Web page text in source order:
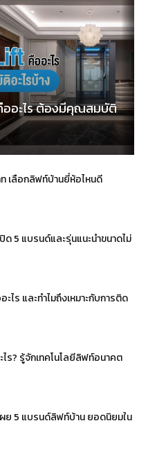
อะไร ต้องมีคุณสมบัติ
เลือกลิฟท์บ้านยี่ห้อไหนดี
5 แบรนด์และรุ่นแนะนำขนาดไม่
ร และทำไมถึงเหมาะกับการติด
ร? รู้จักเทคโนโลยีลิฟท์อนาคต
ย 5 แบรนด์ลิฟท์บ้าน ยอดนิยมใน